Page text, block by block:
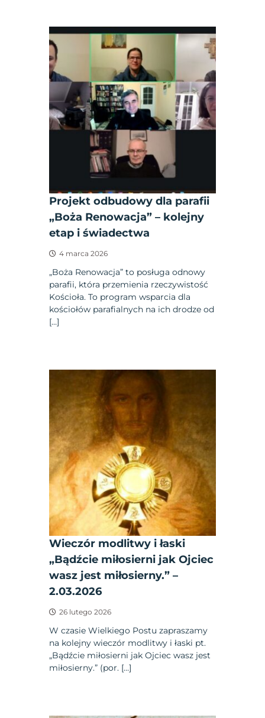
Projekt odbudowy dla parafii
„Boża Renowacja” – kolejny
etap i świadectwa
4 marca 2026
„Boża Renowacja” to posługa odnowy
parafii, która przemienia rzeczywistość
Kościoła. To program wsparcia dla
kościołów parafialnych na ich drodze od
[…]
Wieczór modlitwy i łaski
„Bądźcie miłosierni jak Ojciec
wasz jest miłosierny.” –
2.03.2026
26 lutego 2026
W czasie Wielkiego Postu zapraszamy
na kolejny wieczór modlitwy i łaski pt.
„Bądźcie miłosierni jak Ojciec wasz jest
miłosierny.” (por. […]